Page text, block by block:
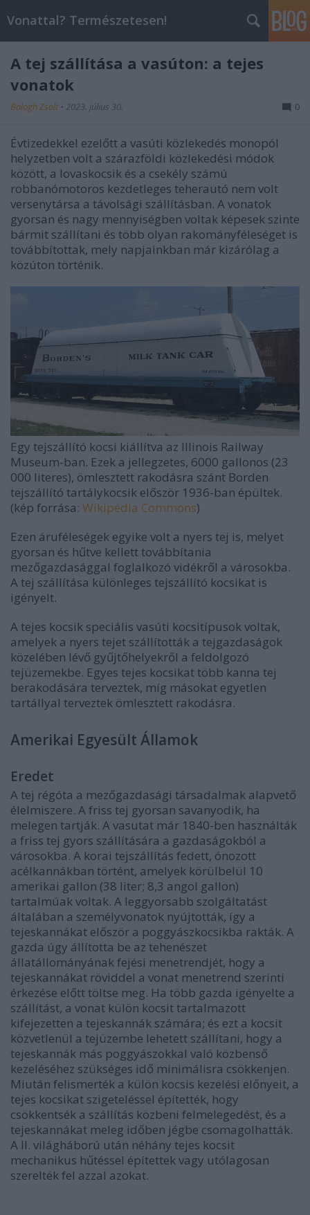
Vonattal? Természetesen!
A tej szállítása a vasúton: a tejes
vonatok
Balogh Zsolt • 2023. július 30. 0
Évtizedekkel ezelőtt a vasúti közlekedés monopól
helyzetben volt a szárazföldi közlekedési módok
között, a lovaskocsik és a csekély számú
robbanómotoros kezdetleges teherautó nem volt
versenytársa a távolsági szállításban. A vonatok
gyorsan és nagy mennyiségben voltak képesek szinte
bármit szállítani és több olyan rakományféleséget is
továbbítottak, mely napjainkban már kizárólag a
közúton történik.
Egy tejszállító kocsi kiállítva az Illinois Railway
Museum-ban. Ezek a jellegzetes, 6000 gallonos (23
000 literes), ömlesztett rakodásra szánt Borden
tejszállító tartálykocsik először 1936-ban épültek.
(kép forrása: Wikipédia Commons)
Ezen áruféleségek egyike volt a nyers tej is, melyet
gyorsan és hűtve kellett továbbítania
mezőgazdasággal foglalkozó vidékről a városokba.
A tej szállítása különleges tejszállító kocsikat is
igényelt.
A tejes kocsik speciális vasúti kocsitípusok voltak,
amelyek a nyers tejet szállították a tejgazdaságok
közelében lévő gyűjtőhelyekről a feldolgozó
tejüzemekbe. Egyes tejes kocsikat több kanna tej
berakodására terveztek, míg másokat egyetlen
tartállyal terveztek ömlesztett rakodásra.
Amerikai Egyesült Államok
Eredet
A tej régóta a mezőgazdasági társadalmak alapvető
élelmiszere. A friss tej gyorsan savanyodik, ha
melegen tartják. A vasutat már 1840-ben használták
a friss tej gyors szállítására a gazdaságokból a
városokba. A korai tejszállítás fedett, ónozott
acélkannákban történt, amelyek körülbelül 10
amerikai gallon (38 liter; 8,3 angol gallon)
tartalmúak voltak. A leggyorsabb szolgáltatást
általában a személyvonatok nyújtották, így a
tejeskannákat először a poggyászkocsikba rakták. A
gazda úgy állította be az tehenészet
állatállományának fejési menetrendjét, hogy a
tejeskannákat röviddel a vonat menetrend szerinti
érkezése előtt töltse meg. Ha több gazda igényelte a
szállítást, a vonat külön kocsit tartalmazott
kifejezetten a tejeskannák számára; és ezt a kocsit
közvetlenül a tejüzembe lehetett szállítani, hogy a
tejeskannák más poggyászokkal való közbenső
kezeléséhez szükséges idő minimálisra csökkenjen.
Miután felismerték a külön kocsis kezelési előnyeit, a
tejes kocsikat szigeteléssel építették, hogy
csökkentsék a szállítás közbeni felmelegedést, és a
tejeskannákat meleg időben jégbe csomagolhatták.
A II. világháború után néhány tejes kocsit
mechanikus hűtéssel építettek vagy utólagosan
szerelték fel azzal azokat.